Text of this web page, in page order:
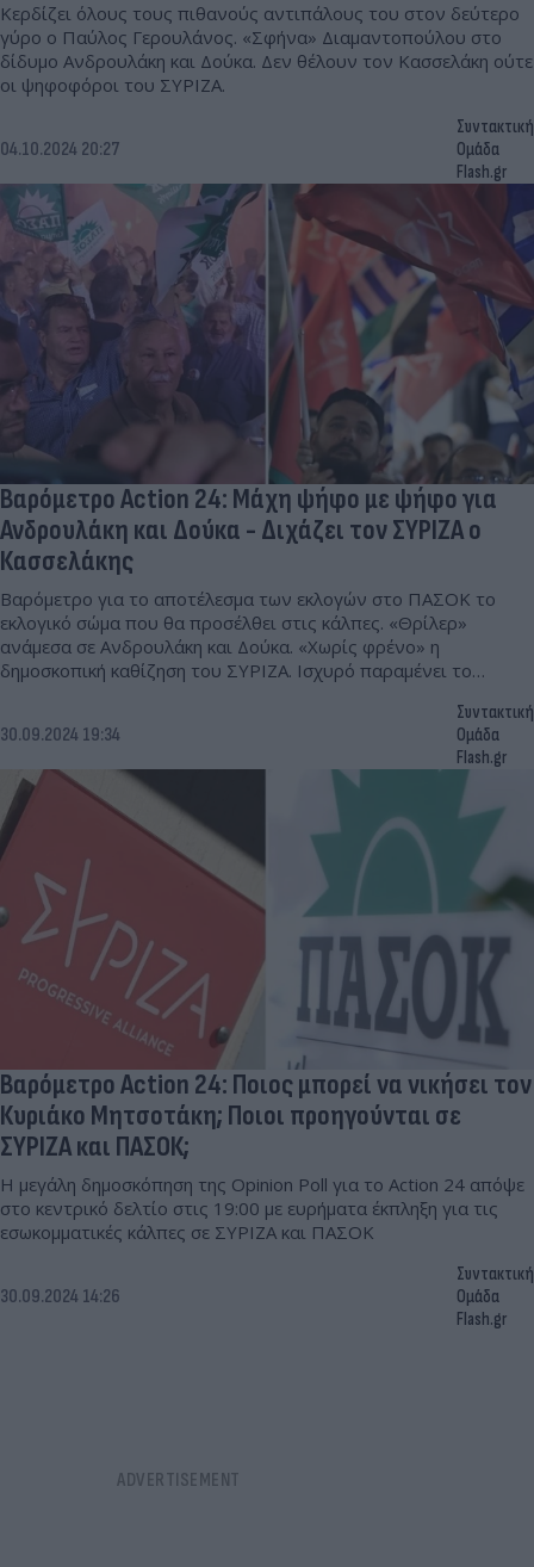
Κερδίζει όλους τους πιθανούς αντιπάλους του στον δεύτερο
γύρο ο Παύλος Γερουλάνος. «Σφήνα» Διαμαντοπούλου στο
δίδυμο Ανδρουλάκη και Δούκα. Δεν θέλουν τον Κασσελάκη ούτε
οι ψηφοφόροι του ΣΥΡΙΖΑ.
04.10.2024 20:27
Συντακτική
Ομάδα
Flash.gr
Βαρόμετρο Action 24: Μάχη ψήφο με ψήφο για
Ανδρουλάκη και Δούκα - Διχάζει τον ΣΥΡΙΖΑ ο
Κασσελάκης
Βαρόμετρο για το αποτέλεσμα των εκλογών στο ΠΑΣΟΚ το
εκλογικό σώμα που θα προσέλθει στις κάλπες. «Θρίλερ»
ανάμεσα σε Ανδρουλάκη και Δούκα. «Χωρίς φρένο» η
δημοσκοπική καθίζηση του ΣΥΡΙΖΑ. Ισχυρό παραμένει το
30.09.2024 19:34
Συντακτική
Ομάδα
Flash.gr
Βαρόμετρο Action 24: Ποιος μπορεί να νικήσει τον
Κυριάκο Μητσοτάκη; Ποιοι προηγούνται σε
ΣΥΡΙΖΑ και ΠΑΣΟΚ;
Η μεγάλη δημοσκόπηση της Opinion Poll για το Action 24 απόψε
στο κεντρικό δελτίο στις 19:00 με ευρήματα έκπληξη για τις
εσωκομματικές κάλπες σε ΣΥΡΙΖΑ και ΠΑΣΟΚ
30.09.2024 14:26
Συντακτική
Ομάδα
Flash.gr